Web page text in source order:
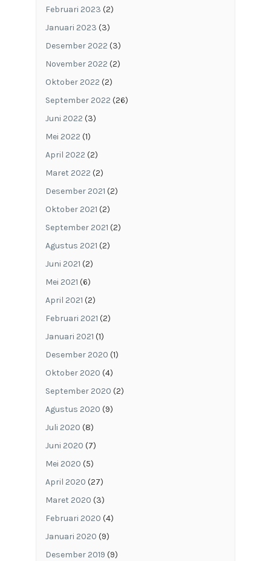
Februari 2023 (2)
Januari 2023 (3)
Desember 2022 (3)
November 2022 (2)
Oktober 2022 (2)
September 2022 (26)
Juni 2022 (3)
Mei 2022 (1)
April 2022 (2)
Maret 2022 (2)
Desember 2021 (2)
Oktober 2021 (2)
September 2021 (2)
Agustus 2021 (2)
Juni 2021 (2)
Mei 2021 (6)
April 2021 (2)
Februari 2021 (2)
Januari 2021 (1)
Desember 2020 (1)
Oktober 2020 (4)
September 2020 (2)
Agustus 2020 (9)
Juli 2020 (8)
Juni 2020 (7)
Mei 2020 (5)
April 2020 (27)
Maret 2020 (3)
Februari 2020 (4)
Januari 2020 (9)
Desember 2019 (9)